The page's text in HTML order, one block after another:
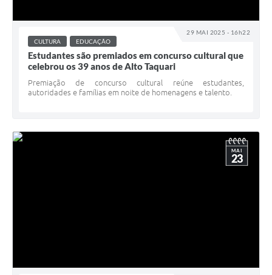
29 MAI 2025 - 16h22
CULTURA EDUCAÇÃO
Estudantes são premiados em concurso cultural que
celebrou os 39 anos de Alto Taquari
Premiação de concurso cultural reúne estudantes,
autoridades e famílias em noite de homenagens e talento.
MAI
23